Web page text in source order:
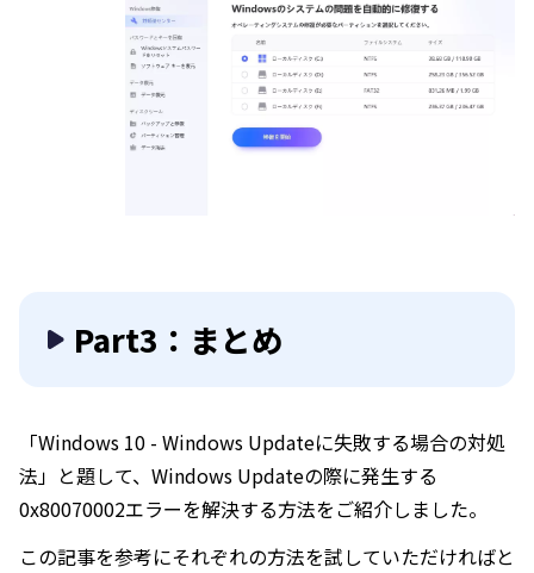
Part3：まとめ
「Windows 10 - Windows Updateに失敗する場合の対処
法」と題して、Windows Updateの際に発生する
0x80070002エラーを解決する方法をご紹介しました。
この記事を参考にそれぞれの方法を試していただければと